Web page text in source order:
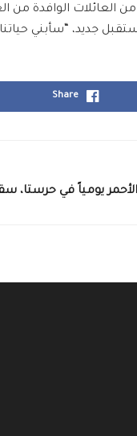
من العائلات الوافدة من
جديد، “سأبني
Share
يومياً في حرستا،